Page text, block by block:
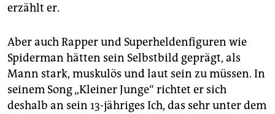
erzählt er.
Aber auch Rapper und Superheldenfiguren wie
Spiderman hätten sein Selbstbild geprägt, als
Mann stark, muskulös und laut sein zu müssen. In
seinem Song „Kleiner Junge“ richtet er sich
deshalb an sein 13-jähriges Ich, das sehr unter dem